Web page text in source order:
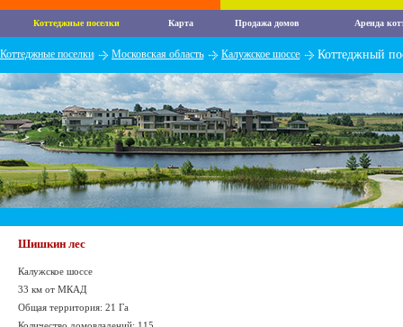
Коттеджные поселки Карта Продажа домов Аренда
Коттеджные поселки Московская область Калужское шоссе Коттеджный
Шишкин лес
Калужское шоссе
33 км от МКАД
Общая территория: 21 Га